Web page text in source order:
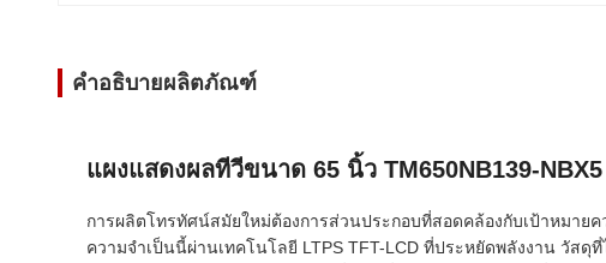
คำอธิบายผลิตภัณฑ์
แผงแสดงผลทีวีขนาด 65 นิ้ว TM650NB139-
การผลิตโทรทัศน์สมัยใหม่ต้องการส่วนประกอบที่สอดคล้องกับเป้าหมาย
ความจำเป็นนี้ผ่านเทคโนโลยี LTPS TFT-LCD ที่ประหยัดพลังงาน วัส